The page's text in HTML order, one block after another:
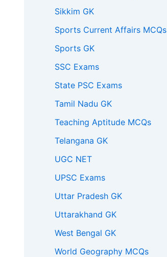
Sikkim GK
Sports Current Affairs MCQs
Sports GK
SSC Exams
State PSC Exams
Tamil Nadu GK
Teaching Aptitude MCQs
Telangana GK
UGC NET
UPSC Exams
Uttar Pradesh GK
Uttarakhand GK
West Bengal GK
World Geography MCQs